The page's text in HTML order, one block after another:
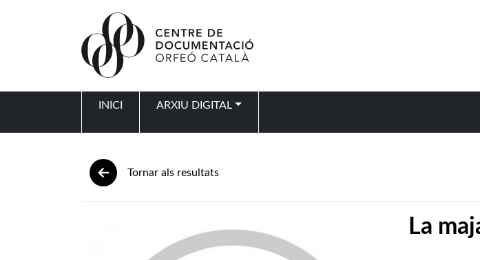
INICI ARXIU DIGITAL
Tornar als resultats
La